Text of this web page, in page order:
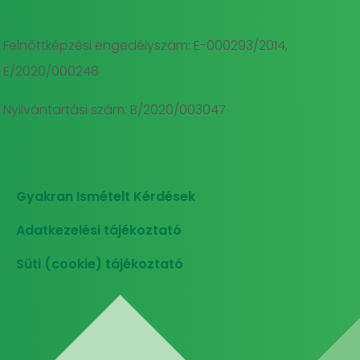
Felnőttképzési engedélyszám: E-000293/2014,
E/2020/000248
Nyilvántartási szám: B/2020/003047
Gyakran Ismételt Kérdések
Adatkezelési tájékoztató
Süti (cookie) tájékoztató